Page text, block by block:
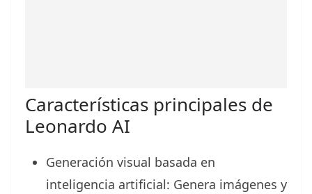
Características principales de
Leonardo AI
Generación visual basada en
inteligencia artificial: Genera imágenes y